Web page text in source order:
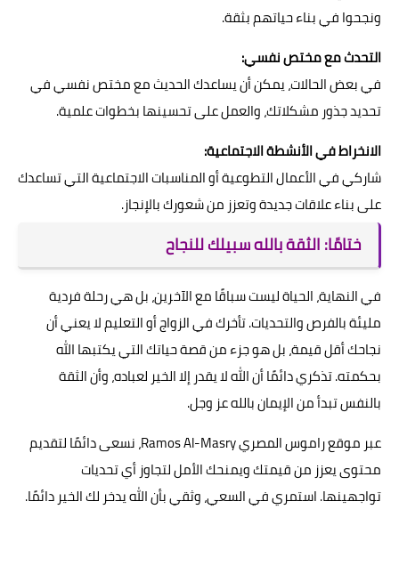
ونجحوا في بناء حياتهم بثقة.
التحدث مع مختص نفسي:
في بعض الحالات، يمكن أن يساعدك الحديث مع مختص نفسي في
تحديد جذور مشكلاتك، والعمل على تحسينها بخطوات علمية.
الانخراط في الأنشطة الاجتماعية:
شاركي في الأعمال التطوعية أو المناسبات الاجتماعية التي تساعدك
على بناء علاقات جديدة وتعزز من شعورك بالإنجاز.
ختامًا: الثقة بالله سبيلك للنجاح
في النهاية، الحياة ليست سباقًا مع الآخرين، بل هي رحلة فردية
مليئة بالفرص والتحديات. تأخرك في الزواج أو التعليم لا يعني أن
نجاحك أقل قيمة، بل هو جزء من قصة حياتك التي يكتبها الله
بحكمته. تذكري دائمًا أن الله لا يقدر إلا الخير لعباده، وأن الثقة
بالنفس تبدأ من الإيمان بالله عز وجل.
عبر موقع راموس المصري Ramos Al-Masry، نسعى دائمًا لتقديم
محتوى يعزز من قيمتك ويمنحك الأمل لتجاوز أي تحديات
تواجهينها. استمري في السعي، وثقي بأن الله يدخر لك الخير دائمًا.